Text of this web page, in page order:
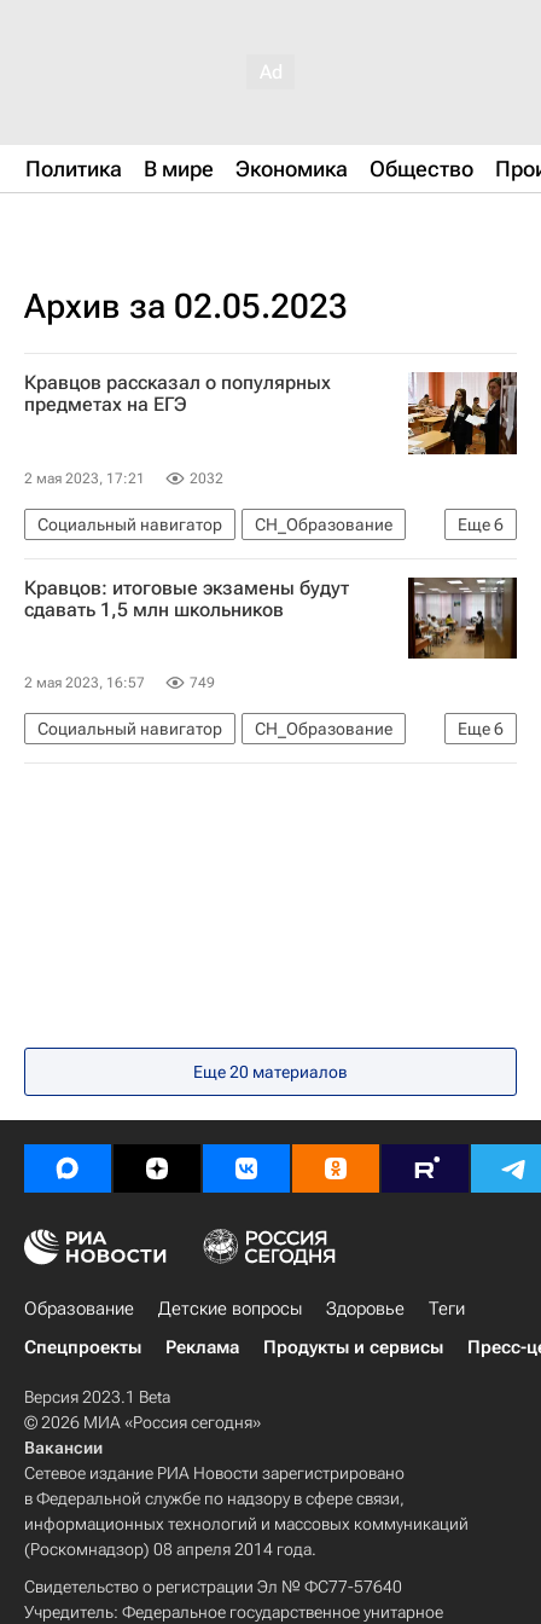
Политика В мире Экономика Общество
Архив за 02.05.2023
Кравцов рассказал о популярных
предметах на ЕГЭ
2 мая 2023, 17:21 2032
Еще6
Социальный навигатор
СН_Образование
Общество
Россия
Сергей Кравцов
Владимир Путин
Образование - Общество
Кравцов: итоговые экзамены будут
сдавать 1,5 млн школьников
2 мая 2023, 16:57 749
Еще6
Социальный навигатор
СН_Образование
Общество
Россия
Сергей Кравцов
Еще 20 материалов
Образование Детские вопросы Здоровье
Теги
Спецпроекты
Реклама Продукты и сервисы Пресс-
Версия 2023.1 Beta
© 2026 МИА «Россия сегодня»
Вакансии
Сетевое издание РИА Новости зарегистрировано
в Федеральной службе по надзору в сфере связи,
информационных технологий и массовых коммуникаций
(Роскомнадзор) 08 апреля 2014 года.
Свидетельство о регистрации Эл № ФС77-57640
Учредитель: Федеральное государственное унитарное